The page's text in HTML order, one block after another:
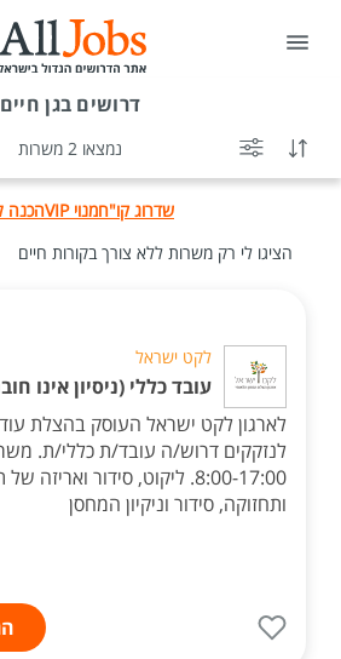
דרושים בגן חיים
נמצאו 2 משרות
שדרוג קו"חמנוי VIP
הכנה
הציגו לי רק משרות ללא צורך בקורות חיים
לקט ישראל
עובד כללי (ניסיון אינו
לארגון לקט ישראל העוסק בהצלת
לנזקקים דרוש/ה עובד/ת כללי/ת.
8:00-17:00. ליקוט, סידור
ותחזוקה, סידור וניקיון המחסן